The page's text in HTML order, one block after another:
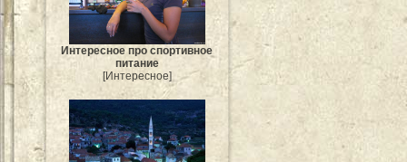
Интересное про спортивное
питание
[Интересное]